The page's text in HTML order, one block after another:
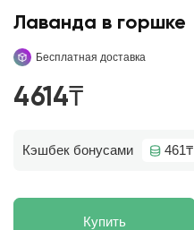
Лаванда в горшке
Бесплатная доставка
4614₸
Кэшбек бонусами 461₸
Купить